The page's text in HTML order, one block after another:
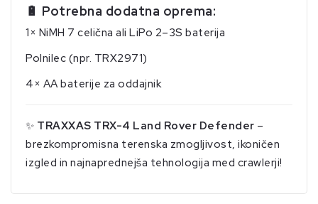
🔋 Potrebna dodatna oprema:
1× NiMH 7 celična ali LiPo 2–3S baterija
Polnilec (npr. TRX2971)
4× AA baterije za oddajnik
✨ TRAXXAS TRX-4 Land Rover Defender –
brezkompromisna terenska zmogljivost, ikoničen
izgled in najnaprednejša tehnologija med crawlerji!